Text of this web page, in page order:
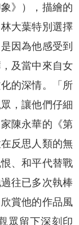
》），描繪的
大葉特別選擇
因為他感受到
及當中來自女
的深情。「所
，讓他們仔細
陳永華的《第
反思人類的無
、和平代替戰
往已多次執棒
賞他的作品風
眾留下深刻印